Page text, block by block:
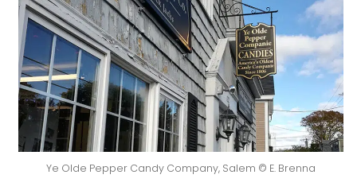
Ye Olde Pepper Candy Company, Salem © E. Brenna